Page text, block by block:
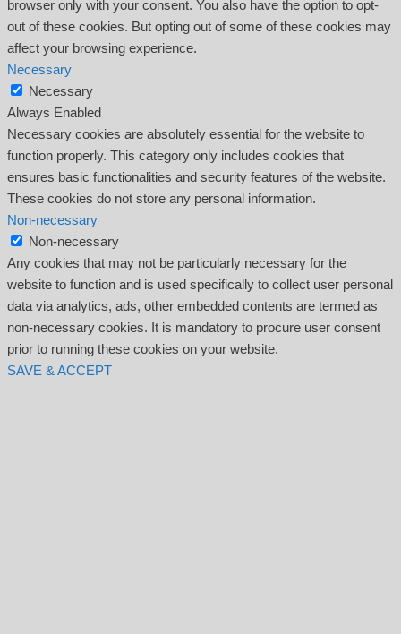
browser only with your consent. You also have the option to opt-
out of these cookies. But opting out of some of these cookies may
affect your browsing experience.
Necessary
Necessary
Always Enabled
Necessary cookies are absolutely essential for the website to
function properly. This category only includes cookies that
ensures basic functionalities and security features of the website.
These cookies do not store any personal information.
Non-necessary
Non-necessary
Any cookies that may not be particularly necessary for the
website to function and is used specifically to collect user personal
data via analytics, ads, other embedded contents are termed as
non-necessary cookies. It is mandatory to procure user consent
prior to running these cookies on your website.
SAVE & ACCEPT